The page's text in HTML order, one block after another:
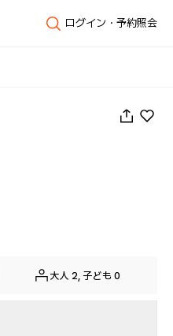
ログイン・予約照会
大人 2, 子ども 0